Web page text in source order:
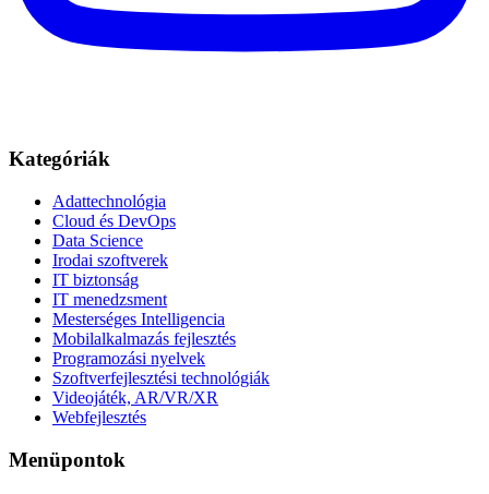
Kategóriák
Adattechnológia
Cloud és DevOps
Data Science
Irodai szoftverek
IT biztonság
IT menedzsment
Mesterséges Intelligencia
Mobilalkalmazás fejlesztés
Programozási nyelvek
Szoftverfejlesztési technológiák
Videojáték, AR/VR/XR
Webfejlesztés
Menüpontok